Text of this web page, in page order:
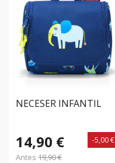
NECESER INFANTIL
14,90 €
Antes 19,90 €
-5,00 €